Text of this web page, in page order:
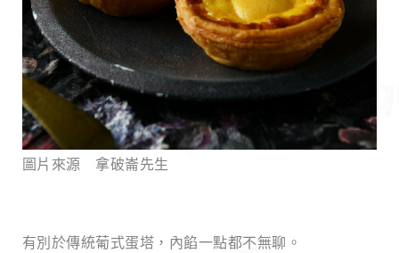
圖片來源 拿破崙先生
有別於傳統葡式蛋塔，內餡一點都不無聊。